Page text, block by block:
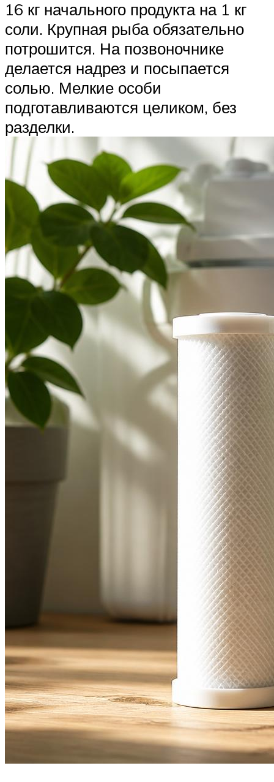
16 кг начального продукта на 1 кг
соли. Крупная рыба обязательно
потрошится. На позвоночнике
делается надрез и посыпается
солью. Мелкие особи
подготавливаются целиком, без
разделки.